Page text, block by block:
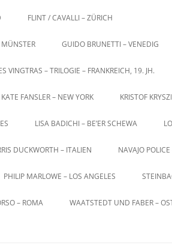
FLINT / CAVALLI – ZÜRICH
MÜNSTER GUIDO BRUNETTI – VENEDIG
VINGTRAS – TRILOGIE – FRANKREICH, 19. JH.
KATE FANSLER – NEW YORK KRISTOF
LISA BADICHI – BE’ER SCHEWA
DUCKWORTH – ITALIEN NAVAJO
PHILIP MARLOWE – LOS ANGELES
– ROMA WAATSTEDT UND FABER –